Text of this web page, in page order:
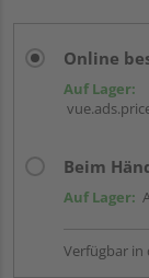
Online
Auf Lager:
Beim
Auf Lager:
Verfügbar in